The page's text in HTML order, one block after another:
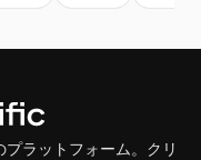
ラットフォーム。クリ